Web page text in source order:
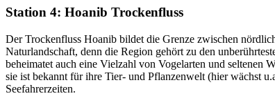
Station 4: Hoanib Trockenfluss
Der Trockenfluss Hoanib bildet die Grenze zwischen
Naturlandschaft, denn die Region gehört zu den
beheimatet auch eine Vielzahl von Vogelarten und seltenen
sie ist bekannt für ihre Tier- und Pflanzenwelt (hier wächst
Seefahrerzeiten.